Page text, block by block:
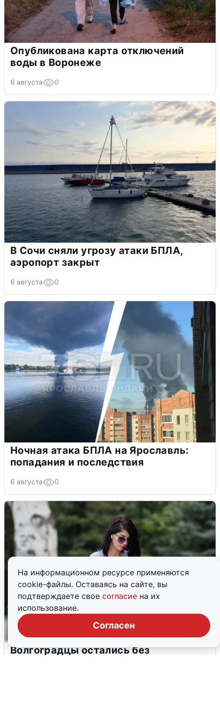
На информационном ресурсе применяются
cookie-файлы. Оставаясь на сайте, вы
подтверждаете свое согласие на их
использование.
Согласен
Опубликована карта отключений
воды в Воронеже
6 августа 0
В Сочи сняли угрозу атаки БПЛА,
аэропорт закрыт
6 августа 0
Ночная атака БПЛА на Ярославль:
попадания и последствия
6 августа 0
Волгоградцы остались без